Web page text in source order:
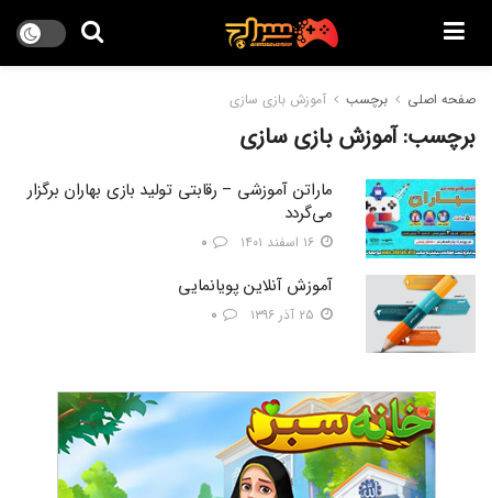
صفحه اصلی برچسب آموزش بازی سازی
برچسب:آموزش بازی سازی
ماراتن آموزشی – رقابتی تولید بازی بهاران برگزار
می‌گردد
آموزش آنلاین پویانمایی